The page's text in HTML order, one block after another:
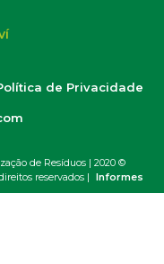
de Privacidade
de Resíduos | 2020 ©
reservados | Informes